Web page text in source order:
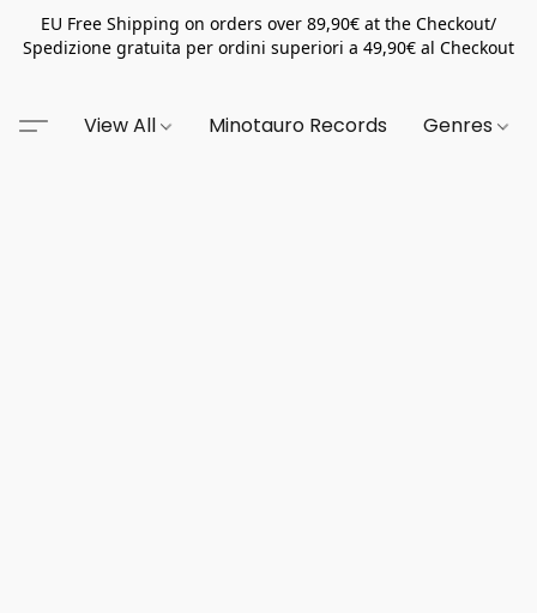
EU Free Shipping on orders over 89,90€ at the Checkout/
Spedizione gratuita per ordini superiori a 49,90€ al Checkout
View All Minotauro Records Genres